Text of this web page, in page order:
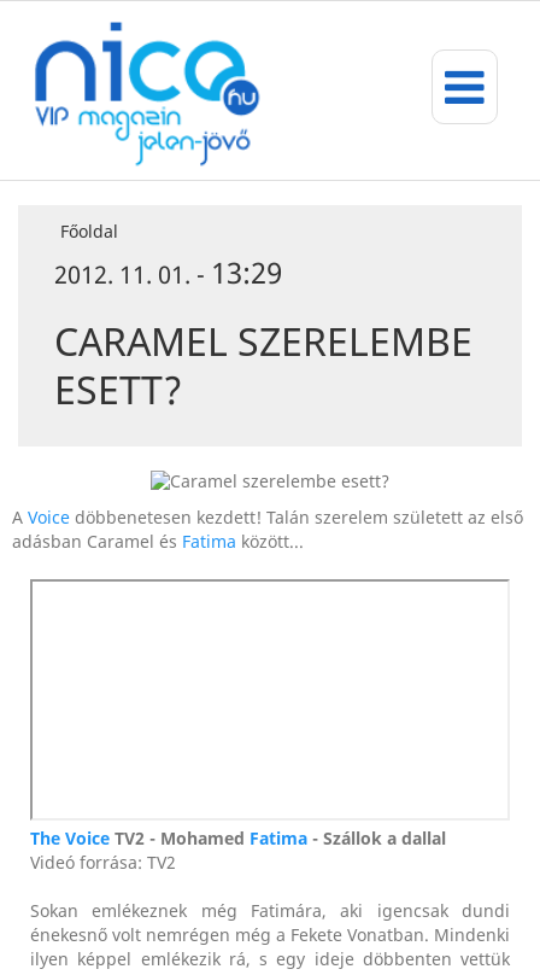
Főoldal
2012. 11. 01. - 13:29
CARAMEL SZERELEMBE
ESETT?
AVoicedöbbenetesen kezdett! Talán szerelem született az első
adásban Caramel és Fatima között...
The VoiceTV2 - Mohamed Fatima- Szállok a dallal
Videó forrása: TV2
Sokan emlékeznek még Fatimára, aki igencsak dundi
énekesnő volt nemrégen még a Fekete Vonatban. Mindenki
ilyen képpel emlékezik rá, s egy ideje döbbenten vettük